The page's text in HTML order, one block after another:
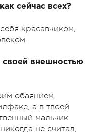
сейчас всех?
красавчиком,
своей внешностью
обаянием.
а в твоей
мальчик
не считал,